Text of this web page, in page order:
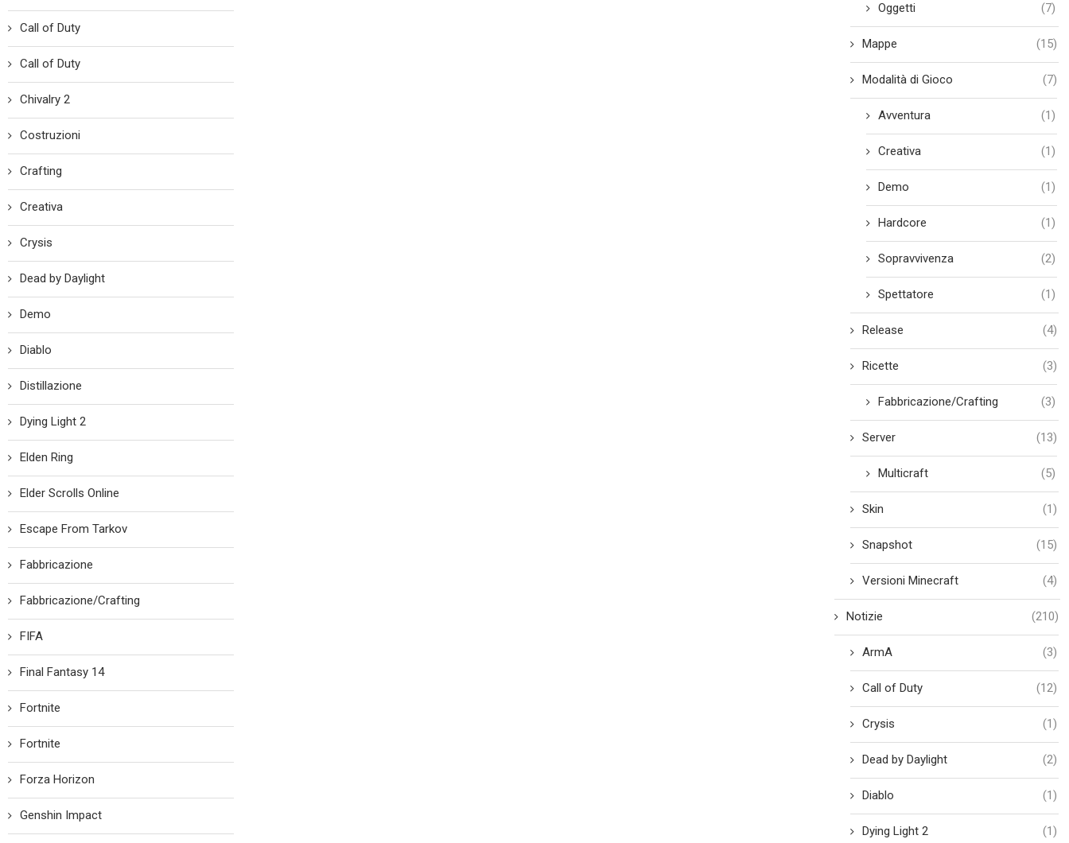
Oggetti (7)
Mappe (15)
Modalità di Gioco (7)
Avventura (1)
Creativa (1)
Demo (1)
Hardcore (1)
Sopravvivenza (2)
Spettatore (1)
Release (4)
Ricette (3)
Fabbricazione/Crafting (3)
Server (13)
Multicraft (5)
Skin (1)
Snapshot (15)
Versioni Minecraft (4)
Notizie (210)
ArmA (3)
Call of Duty (12)
Crysis (1)
Dead by Daylight (2)
Diablo (1)
Dying Light 2 (1)
Call of Duty
Call of Duty
Chivalry 2
Costruzioni
Crafting
Creativa
Crysis
Dead by Daylight
Demo
Diablo
Distillazione
Dying Light 2
Elden Ring
Elder Scrolls Online
Escape From Tarkov
Fabbricazione
Fabbricazione/Crafting
FIFA
Final Fantasy 14
Fortnite
Fortnite
Forza Horizon
Genshin Impact